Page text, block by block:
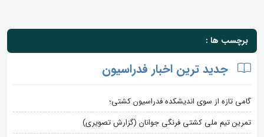
برچسب ها :
جدید ترین اخبار فدراسیون
گامی تازه از سوی اندیشکده فدراسیون کشتی؛
تمرین تیم ملی کشتی فرنگی جوانان (گزارش تصویری)